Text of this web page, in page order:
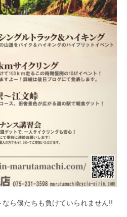
ら僕たちも負けていられません!!